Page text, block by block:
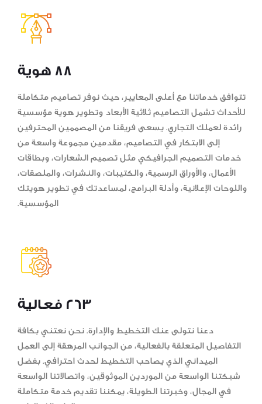
88 هوية
تتوافق خدماتنا مع أعلى المعايير، حيث نوفر تصاميم متكاملة
للأحداث تشمل التصاميم ثلاثية الأبعاد وتطوير هوية مؤسسية
رائدة لعملك التجاري. يسعى فريقنا من المصممين المحترفين
إلى الابتكار في التصاميم، مقدمين مجموعة واسعة من
خدمات التصميم الجرافيكي مثل تصميم الشعارات، وبطاقات
الأعمال، والأوراق الرسمية، والكتيبات، والنشرات، والملصقات،
واللوحات الإعلانية، وأدلة البرامج، لمساعدتك في تطوير هويتك
المؤسسية.
263 فعالية
دعنا نتولى عنك التخطيط والإدارة. نحن نعتني بكافة
التفاصيل المتعلقة بالفعالية، من الجوانب المرهقة إلى العمل
الميداني الذي يصاحب التخطيط لحدث احترافي. بفضل
شبكتنا الواسعة من الموردين الموثوقين، واتصالاتنا الواسعة
في المجال، وخبرتنا الطويلة، يمكننا تقديم خدمة متكاملة